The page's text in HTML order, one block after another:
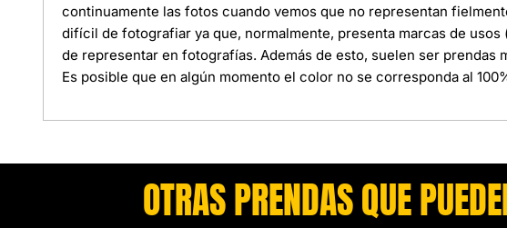
continuamente las fotos cuando vemos que no representan
difícil de fotografiar ya que, normalmente, presenta marcas de
de representar en fotografías. Además de esto, suelen ser prendas
Es posible que en algún momento el color no se corresponda al
OTRAS PRENDAS QUE